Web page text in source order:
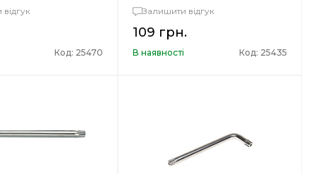
Код: 25470
Залишити відгук
109 грн.
В наявності Код: 25435